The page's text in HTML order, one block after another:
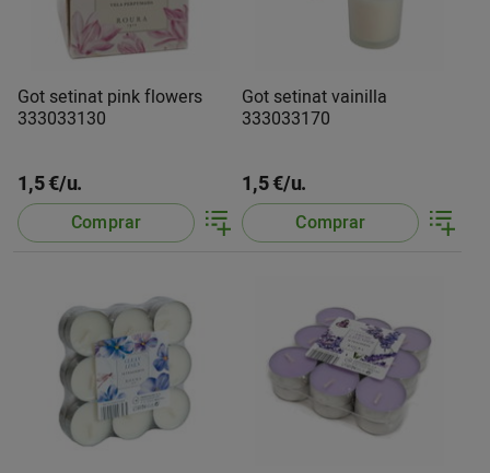
Got setinat pink flowers
333033130
1,5 €/u.
Comprar
Got setinat vainilla
333033170
1,5 €/u.
Comprar